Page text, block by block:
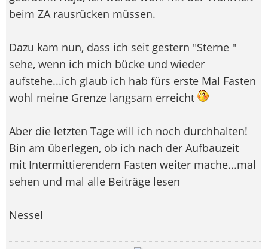
beim ZA rausrücken müssen.
Dazu kam nun, dass ich seit gestern "Sterne "
sehe, wenn ich mich bücke und wieder
aufstehe...ich glaub ich hab fürs erste Mal Fasten
wohl meine Grenze langsam erreicht
Aber die letzten Tage will ich noch durchhalten!
Bin am überlegen, ob ich nach der Aufbauzeit
mit Intermittierendem Fasten weiter mache...mal
sehen und mal alle Beiträge lesen
Nessel